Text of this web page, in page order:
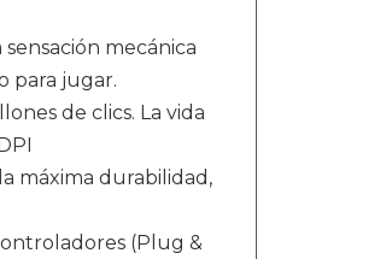
mecánica
para jugar.
de clics. La vida
máxima durabilidad,
(Plug &